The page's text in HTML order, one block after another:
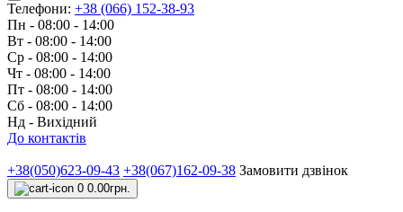
Телефони: +38 (066) 152-38-93
Пн - 08:00 - 14:00
Вт - 08:00 - 14:00
Ср - 08:00 - 14:00
Чт - 08:00 - 14:00
Пт - 08:00 - 14:00
Сб - 08:00 - 14:00
Нд - Вихідний
До контактів
+38(050)623-09-43 +38(067)162-09-38 Замовити дзвінок
0 0.00грн.